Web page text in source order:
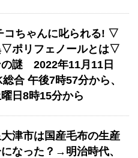
コちゃんに叱られる! ▽
▽ポリフェノールとは▽
の謎 2022年11月11日
総合 午後7時57分から、
日8時15分から
津市は国産毛布の生産
なった？→明治時代、